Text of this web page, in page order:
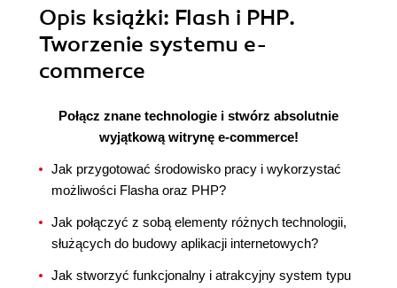
Opis książki: Flash i PHP.
Tworzenie systemu e-
commerce
Połącz znane technologie i stwórz absolutnie
wyjątkową witrynę e-commerce!
Jak przygotować środowisko pracy i wykorzystać
możliwości Flasha oraz PHP?
Jak połączyć z sobą elementy różnych technologii,
służących do budowy aplikacji internetowych?
Jak stworzyć funkcjonalny i atrakcyjny system typu